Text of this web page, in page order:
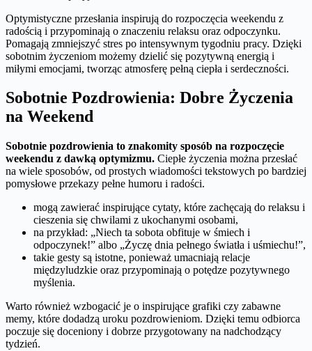
Optymistyczne przesłania inspirują do rozpoczęcia weekendu z
radością i przypominają o znaczeniu relaksu oraz odpoczynku.
Pomagają zmniejszyć stres po intensywnym tygodniu pracy. Dzięki
sobotnim życzeniom możemy dzielić się pozytywną energią i
miłymi emocjami, tworząc atmosferę pełną ciepła i serdeczności.
Sobotnie Pozdrowienia: Dobre Życzenia
na Weekend
Sobotnie pozdrowienia to znakomity sposób na rozpoczęcie
weekendu z dawką optymizmu. Ciepłe życzenia można przesłać
na wiele sposobów, od prostych wiadomości tekstowych po bardziej
pomysłowe przekazy pełne humoru i radości.
mogą zawierać inspirujące cytaty, które zachęcają do relaksu i
cieszenia się chwilami z ukochanymi osobami,
na przykład: „Niech ta sobota obfituje w śmiech i
odpoczynek!” albo „Życzę dnia pełnego światła i uśmiechu!”,
takie gesty są istotne, ponieważ umacniają relacje
międzyludzkie oraz przypominają o potędze pozytywnego
myślenia.
Warto również wzbogacić je o inspirujące grafiki czy zabawne
memy, które dodadzą uroku pozdrowieniom. Dzięki temu odbiorca
poczuje się doceniony i dobrze przygotowany na nadchodzący
tydzień.